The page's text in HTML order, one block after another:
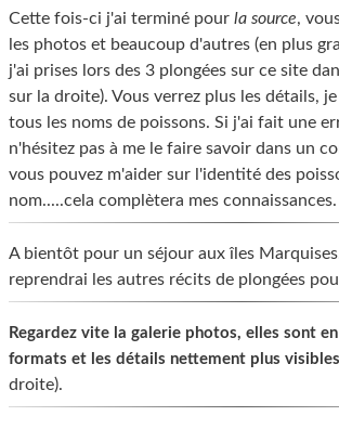
Cette fois-ci j'ai terminé pour la source,
les photos et beaucoup d'autres (en plus
j'ai prises lors des 3 plongées sur ce site
sur la droite). Vous verrez plus les détails,
tous les noms de poissons. Si j'ai fait une
n'hésitez pas à me le faire savoir dans un
vous pouvez m'aider sur l'identité des
nom.....cela complètera mes
A bientôt pour un séjour aux îles
reprendrai les autres récits de plongées
Regardez vite la galerie photos, elles sont
formats et les détails nettement plus visibles
droite).